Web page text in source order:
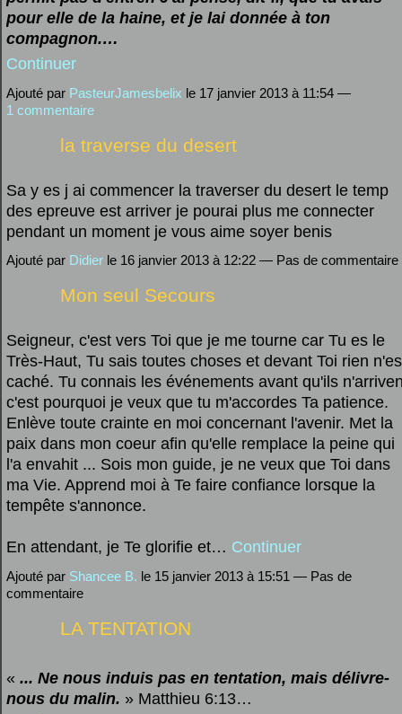
pour elle de la haine, et je lai donnée à ton
compagnon.…
Continuer
Ajouté par PasteurJamesbelix le 17 janvier 2013 à 11:54 —
1 commentaire
la traverse du desert
Sa y es j ai commencer la traverser du desert le temp
des epreuve est arriver je pourai plus me connecter
pendant un moment je vous aime soyer benis
Ajouté par Didier le 16 janvier 2013 à 12:22 — Pas de commentaire
Mon seul Secours
Seigneur, c'est vers Toi que je me tourne car Tu es le
Très-Haut, Tu sais toutes choses et devant Toi rien
caché. Tu connais les événements avant qu'ils
c'est pourquoi je veux que tu m'accordes Ta patience.
Enlève toute crainte en moi concernant l'avenir. Met la
paix dans mon coeur afin qu'elle remplace la peine qui
l'a envahit ... Sois mon guide, je ne veux que Toi dans
ma Vie. Apprend moi à Te faire confiance lorsque la
tempête s'annonce.
En attendant, je Te glorifie et… Continuer
Ajouté par Shancee B. le 15 janvier 2013 à 15:51 — Pas de
commentaire
LA TENTATION
« ... Ne nous induis pas en tentation, mais délivre-
nous du malin. » Matthieu 6:13…